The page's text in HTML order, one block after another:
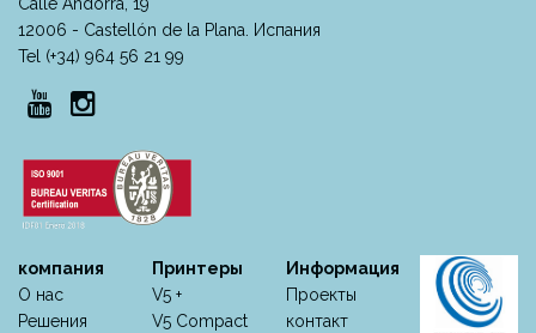
12006 - Castellón de la Plana. Испания
Tel (+34) 964 56 21 99
компания
О нас
Решения
Принтеры
V5 +
V5 Compact
Информация
Проекты
контакт